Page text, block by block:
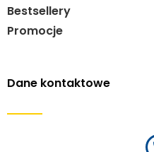
Bestsellery
Promocje
Dane kontaktowe